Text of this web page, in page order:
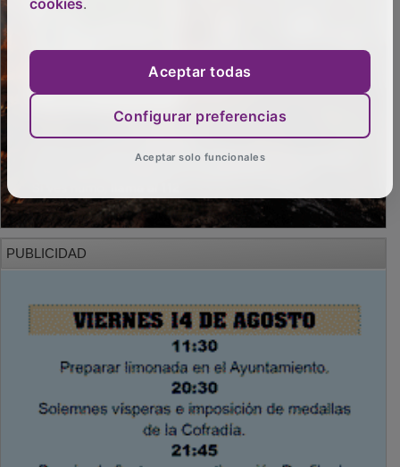
PUBLICIDAD
cookies.
Aceptar todas
Configurar preferencias
Aceptar solo funcionales